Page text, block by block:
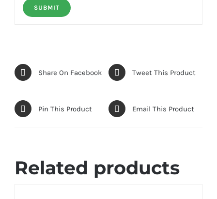
Share On Facebook Tweet This Product
Pin This Product Email This Product
Related products